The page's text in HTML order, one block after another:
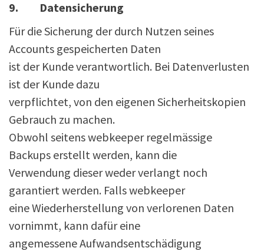
9. Datensicherung
Für die Sicherung der durch Nutzen seines
Accounts gespeicherten Daten
ist der Kunde verantwortlich. Bei Datenverlusten
ist der Kunde dazu
verpflichtet, von den eigenen Sicherheitskopien
Gebrauch zu machen.
Obwohl seitens webkeeper regelmässige
Backups erstellt werden, kann die
Verwendung dieser weder verlangt noch
garantiert werden. Falls webkeeper
eine Wiederherstellung von verlorenen Daten
vornimmt, kann dafür eine
angemessene Aufwandsentschädigung